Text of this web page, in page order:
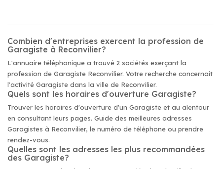
Combien d'entreprises exercent la profession de
Garagiste à Reconvilier?
L'annuaire téléphonique a trouvé 2 sociétés exerçant la
profession de Garagiste Reconvilier. Votre recherche concernait
l'activité Garagiste dans la ville de Reconvilier.
Quels sont les horaires d'ouverture Garagiste?
Trouver les horaires d'ouverture d'un Garagiste et au alentour
en consultant leurs pages. Guide des meilleures adresses
Garagistes à Reconvilier, le numéro de téléphone ou prendre
rendez-vous.
Quelles sont les adresses les plus recommandées
des Garagiste?